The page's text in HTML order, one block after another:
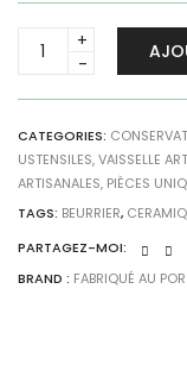
Beurrier
Rose
Egg
Back
Home
quantity
CATEGORIES:
USTENSILES, VAISSELLE
ARTISANALES, PIÈCES
TAGS: BEURRIER,
PARTAGEZ-MOI:
BRAND : FABRIQUÉ AU